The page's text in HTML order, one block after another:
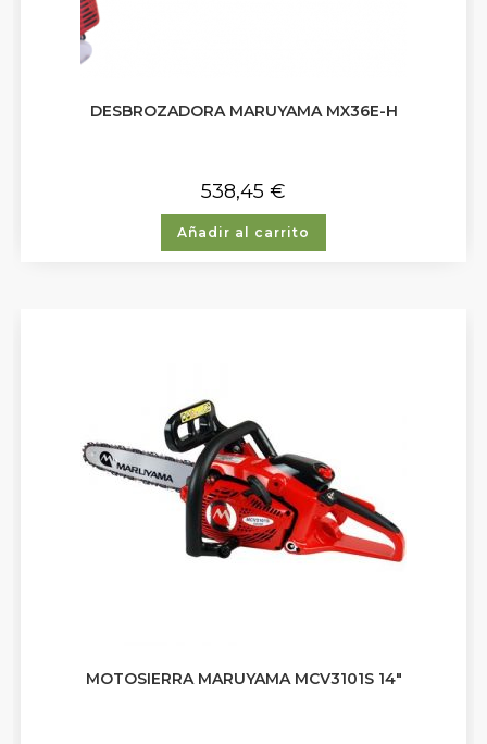
DESBROZADORA MARUYAMA MX36E-H
538,45 €
Añadir al carrito
MOTOSIERRA MARUYAMA MCV3101S 14″